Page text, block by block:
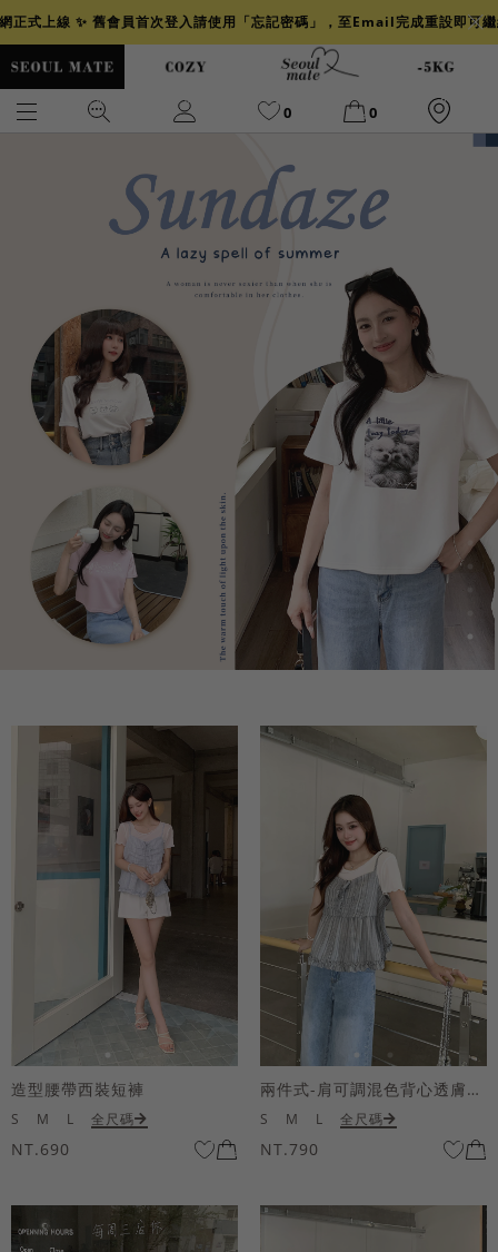
正式上線 ✨ 舊會員首次登入請使用「忘記密碼」，至Email完成重設即可
0 0
背心
透膚 小香 牛仔
襯衫 褲裙 冰感
涼感
造型腰帶西裝短褲
S M L 全尺碼
NT.690
兩件式-肩可調混色背心透膚上衣套組
S M L 全尺碼
NT.790